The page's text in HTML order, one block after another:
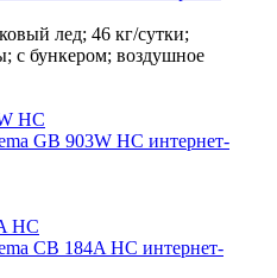
лед; 46 кг/сутки;
с бункером; воздушное
HC
HC